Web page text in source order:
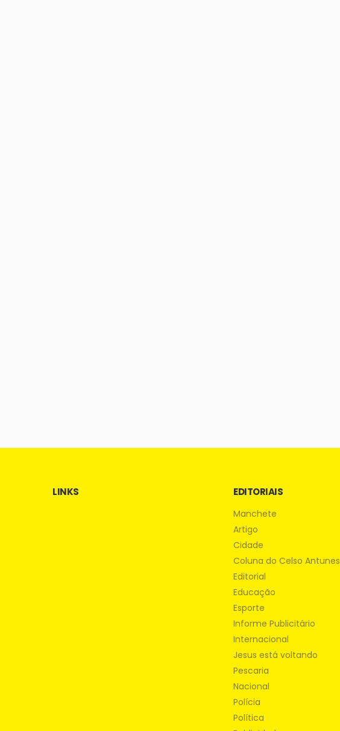
LINKS EDITORIAIS
Manchete
Artigo
Cidade
Coluna do Celso Antunes
Editorial
Educação
Esporte
Informe Publicitário
Internacional
Jesus está voltando
Pescaria
Nacional
Polícia
Política